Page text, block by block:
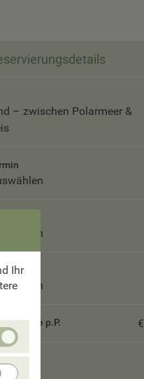
– zwischen Polarmeer &
p.P.
Ihr
Unbedingt
Cookies